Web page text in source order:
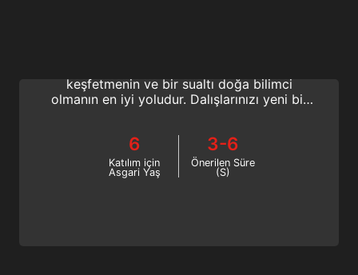
keşfetmenin ve bir sualtı doğa bilimci
olmanın en iyi yoludur. Dalışlarınızı yeni bir
6
Katılım için
Asgari Yaş
3-6
Önerilen Süre
(S)